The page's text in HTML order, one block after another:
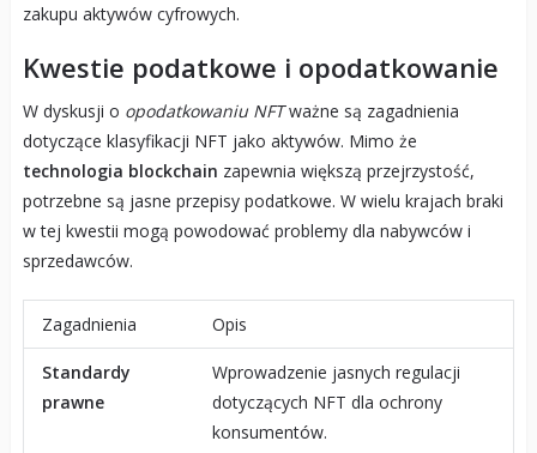
zakupu aktywów cyfrowych.
Kwestie podatkowe i opodatkowanie
W dyskusji o opodatkowaniu NFTważne są zagadnienia
dotyczące klasyfikacji NFT jako aktywów. Mimo że
technologia blockchain zapewnia większą przejrzystość,
potrzebne są jasne przepisy podatkowe. W wielu krajach braki
w tej kwestii mogą powodować problemy dla nabywców i
sprzedawców.
Zagadnienia Opis
Standardy
prawne
Wprowadzenie jasnych regulacji
dotyczących NFT dla ochrony
konsumentów.